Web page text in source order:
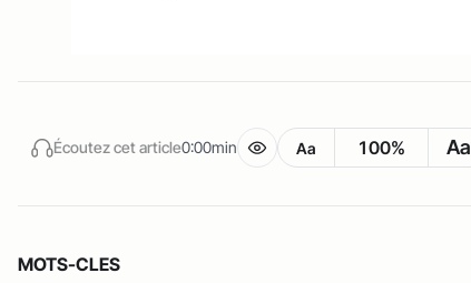
Écoutez cet article0:00min Aa 100% Aa
MOTS-CLES